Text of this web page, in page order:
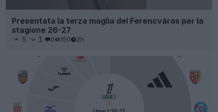
Presentata la terza maglia del Ferencváros per la
stagione 26-27
5 1 0 150 2h